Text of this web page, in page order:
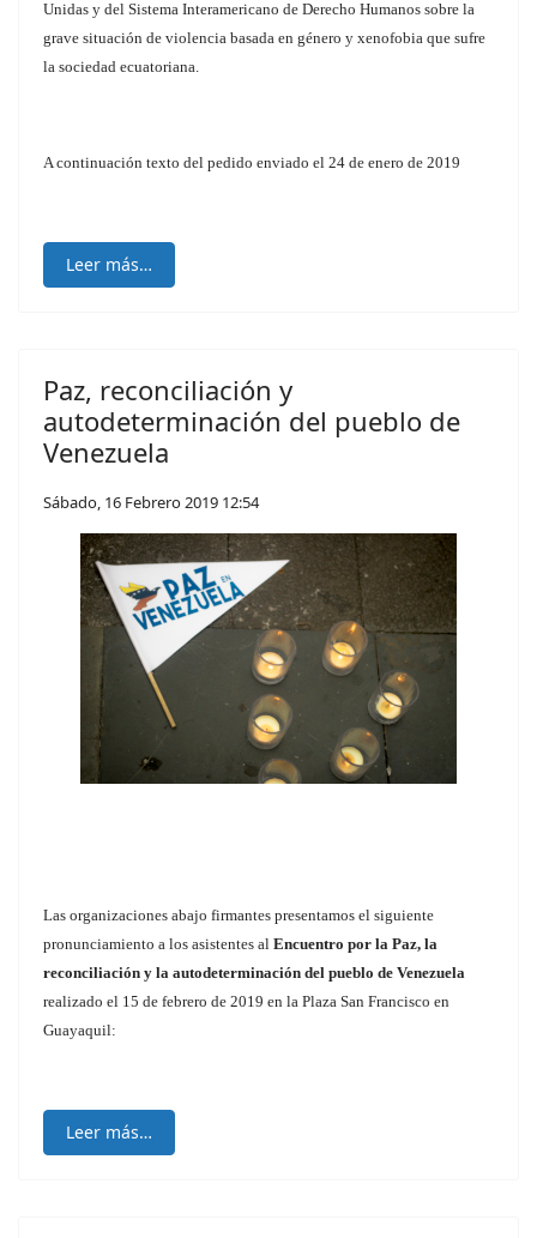
Unidas y del Sistema Interamericano de Derecho Humanos sobre la
grave situación de violencia basada en género y xenofobia que sufre
la sociedad ecuatoriana.
A continuación texto del pedido enviado el 24 de enero de 2019
Leer más…
Paz, reconciliación y
autodeterminación del pueblo de
Venezuela
Sábado, 16 Febrero 2019 12:54
Las organizaciones abajo firmantes presentamos el siguiente
pronunciamiento a los asistentes al Encuentro por la Paz, la
reconciliación y la autodeterminación del pueblo de Venezuela
realizado el 15 de febrero de 2019 en la Plaza San Francisco en
Guayaquil:
Leer más…